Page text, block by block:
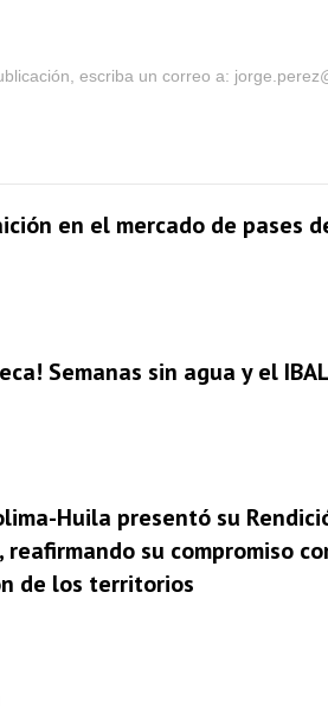
escriba un correo a:
en el mercado de pases
Semanas sin agua y el
Huila presentó su
reafirmando su compromiso
de los territorios